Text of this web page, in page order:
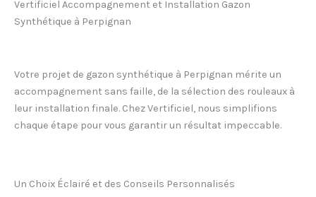
Vertificiel Accompagnement et Installation Gazon
Synthétique à Perpignan
Votre projet de gazon synthétique à Perpignan mérite un
accompagnement sans faille, de la sélection des rouleaux à
leur installation finale. Chez Vertificiel, nous simplifions
chaque étape pour vous garantir un résultat impeccable.
Un Choix Éclairé et des Conseils Personnalisés